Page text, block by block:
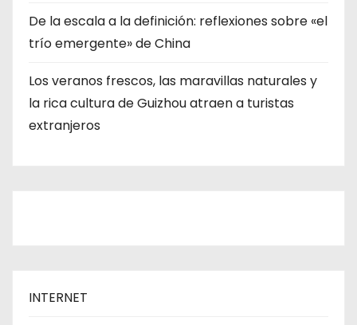
De la escala a la definición: reflexiones sobre «el
trío emergente» de China
Los veranos frescos, las maravillas naturales y
la rica cultura de Guizhou atraen a turistas
extranjeros
INTERNET